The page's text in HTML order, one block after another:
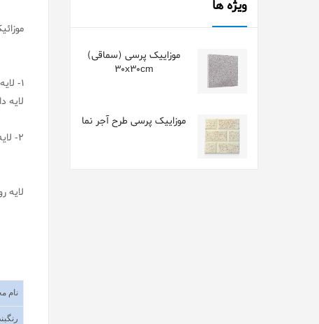
ویژه ها
موزاییک پرسی (سماقی)
30x30cm
موزاییک پرسی طرح آجر نما
1-
لایه
2- لایه زیرین یا نارین موزاییک :این لایه از شن ، ماسه و سیمان تشکیل گردیده است .
لایه
نام